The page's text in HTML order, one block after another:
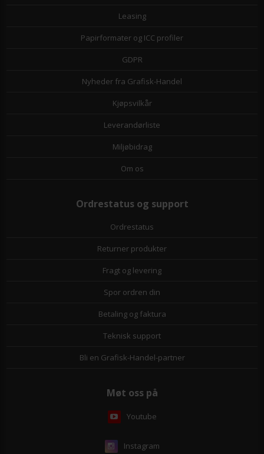
Leasing
Papirformater og ICC profiler
GDPR
Nyheder fra Grafisk-Handel
Kjøpsvilkår
Leverandørliste
Miljøbidrag
Om os
Ordrestatus og support
Ordrestatus
Returner produkter
Fragt og levering
Spor ordren din
Betaling og faktura
Teknisk support
Bli en Grafisk-Handel-partner
Møt oss på
Youtube
Instagram